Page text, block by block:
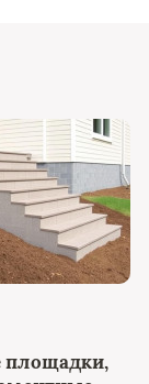
площадки,